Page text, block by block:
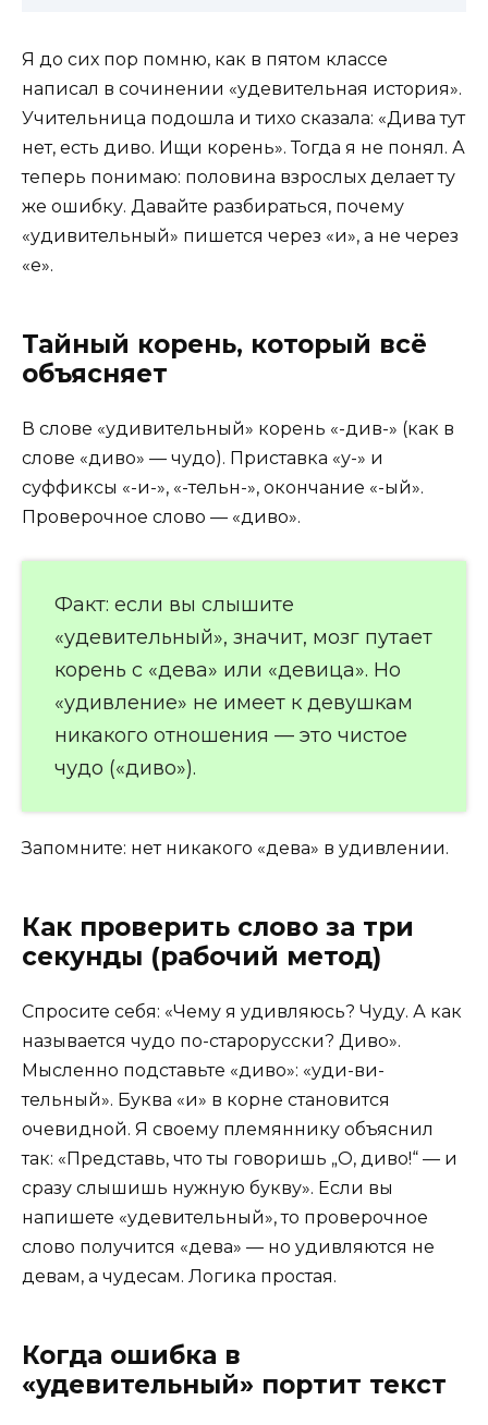
Я до сих пор помню, как в пятом классе
написал в сочинении «удевительная история».
Учительница подошла и тихо сказала: «Дива тут
нет, есть диво. Ищи корень». Тогда я не понял. А
теперь понимаю: половина взрослых делает ту
же ошибку. Давайте разбираться, почему
«удивительный» пишется через «и», а не через
«е».
Тайный корень, который всё
объясняет
В слове «удивительный» корень «-див-» (как в
слове «диво» — чудо). Приставка «у-» и
суффиксы «-и-», «-тельн-», окончание «-ый».
Проверочное слово — «диво».
Факт: если вы слышите
«удевительный», значит, мозг путает
корень с «дева» или «девица». Но
«удивление» не имеет к девушкам
никакого отношения — это чистое
чудо («диво»).
Запомните: нет никакого «дева» в удивлении.
Как проверить слово за три
секунды (рабочий метод)
Спросите себя: «Чему я удивляюсь? Чуду. А как
называется чудо по-старорусски? Диво».
Мысленно подставьте «диво»: «уди-ви-
тельный». Буква «и» в корне становится
очевидной. Я своему племяннику объяснил
так: «Представь, что ты говоришь „О, диво!“ — и
сразу слышишь нужную букву». Если вы
напишете «удевительный», то проверочное
слово получится «дева» — но удивляются не
девам, а чудесам. Логика простая.
Когда ошибка в
«удевительный» портит текст